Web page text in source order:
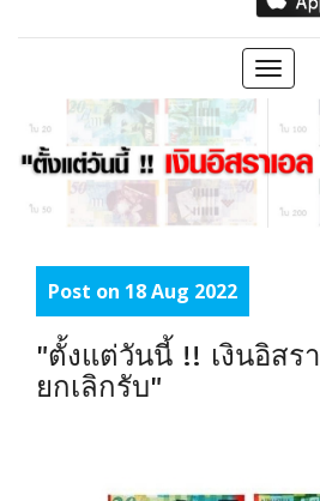
Toggle
Post on 18 Aug 2022
"ตั้งแต่วันนี้ !! เงินอิสร
ยกเลิกรับ"